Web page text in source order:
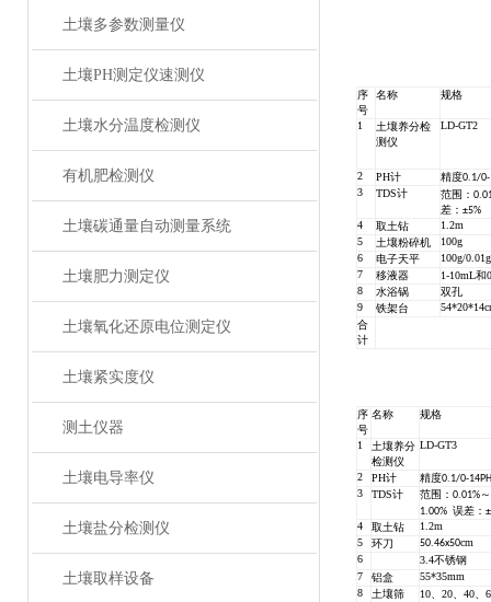
土壤多参数测量仪
土壤PH测定仪速测仪
土壤水分温度检测仪
有机肥检测仪
土壤碳通量自动测量系统
土壤肥力测定仪
土壤氧化还原电位测定仪
土壤紧实度仪
测土仪器
土壤电导率仪
土壤盐分检测仪
土壤取样设备
序
号
名称 规格
1
土壤养分检
测仪
LD-GT2
2 PH计
精度0.1/0-
3
TDS计
范围：
差：±5%
4
取土钻
1.2m
5
土壤粉碎机
100g
6
电子天平
100g/
7
移液器
1-10mL和
8
水浴锅
双孔
9
铁架台
合
计
序
号
名称 规格
1
土壤养分
检测仪
LD-GT3
2 PH计
精度0.1/0-14PH
3
TDS计
范围：0.01%～
1.00% 误差：
4
取土钻
1.2m
5
环刀 50.46x50cm
6
3.4不锈钢
7
铝盒
55*35mm
8
土壤筛
10、20、40、